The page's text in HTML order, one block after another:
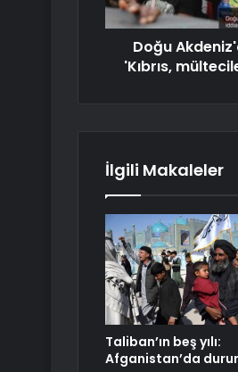
Doğu
'Kıbrıs,
İlgili Makaleler
Taliban’ın beş yılı:
Afganistan’da